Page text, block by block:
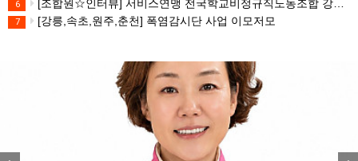
6 [조합원☆인터뷰] 서비스연맹 전국학교비정규직노동조합 강원지부 김유미 춘천지회장
7 [강릉,속초,원주,춘천] 폭염감시단 사업 이모저모